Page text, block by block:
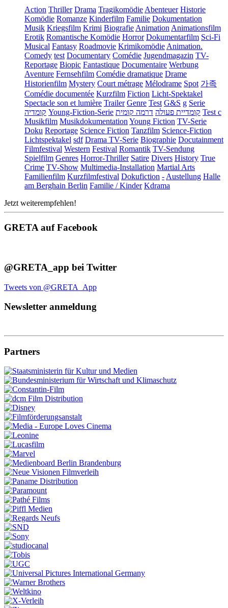
Action Thriller Drama Tragikomödie Abenteuer Historie
Komödie Romanze Kinderfilm Familie Dokumentation
Musik Kriegsfilm Krimi Biografie Animation Animationsfilm
Erotik Romantische Komödie Horror Dokumentarfilm Sci-Fi
Musical Fantasy Roadmovie Krimikomödie Animation.
Comedy test Documentary Comédie Jugendmagazin TV-
Reportage Biopic Fantastique Documentaire Werbung
Aventure Fernsehfilm Comédie dramatique Drame
Historienfilm Mystery Court métrage Mélodrame Spot 가족
Comédie documentée Kurzfilm Fiction Licht-Spektakel
Spectacle son et lumière Trailer Genre Test G&S g Serie
קומדיה Young-Fiction-Serie קומדיית פעולה דרמה קומית
Test c
Musikfilm Musikdokumentation Young Fiction TV-Serie
Doku Reportage Science Fiction Tanzfilm Science-Fiction
Lichtspektakel sdf Drama TV-Serie Biographie Docutainment
Filmfestival Western Festival Romantik TV-Sendung
Spielfilm Genres Horror-Thriller Satire Divers History True
Crime TV-Show Multimedia-Installation Martial Arts
Familienfilm Kurzfilmfestival Dokufiction - Austellung Halle
am Berghain Berlin Familie / Kinder Kdrama
Jetzt weiterempfehlen!
GRETA auf Facebook
@GRETA_app bei Twitter
Tweets von @GRETA_App
Newsletter anmeldung
Partners